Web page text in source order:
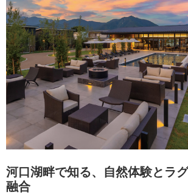
河口湖畔で知る、自然体験とラ
融合